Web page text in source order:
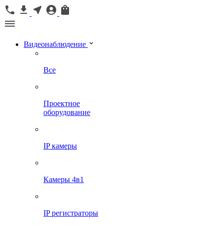
Видеонаблюдение
Все
Проектное
оборудование
IP камеры
Камеры 4в1
IP регистраторы